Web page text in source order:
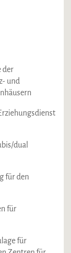
der
und
dual
für den
für
für